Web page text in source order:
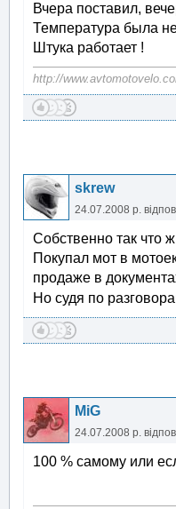
Вчера поставил,
Температура была
Штука работает !
http://
skrew
24.07.2008 р.
Собственно так что
Покупал мот в
продаже в
Но судя по
MiG
24.07.2008 р.
100 % самому или